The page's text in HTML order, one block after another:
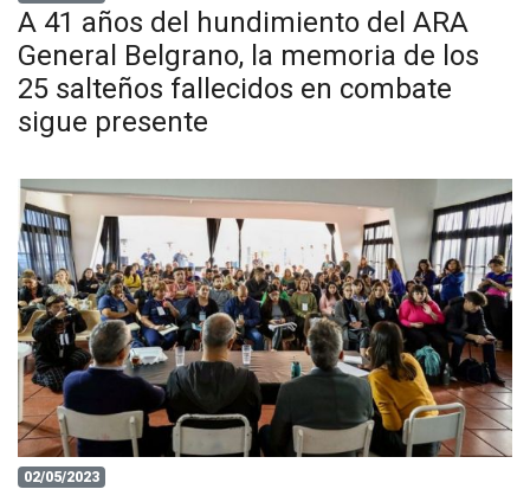
A 41 años del hundimiento del ARA
General Belgrano, la memoria de los
25 salteños fallecidos en combate
sigue presente
02/05/2023